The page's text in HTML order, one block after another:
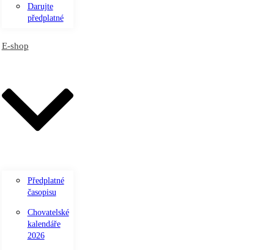
Darujte
předplatné
E-shop
Předplatné
časopisu
Chovatelské
kalendáře
2026